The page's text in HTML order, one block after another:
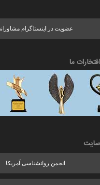
عضویت در اینستاگرام
ما
سایت
انجمن روانشناسی آمریکا